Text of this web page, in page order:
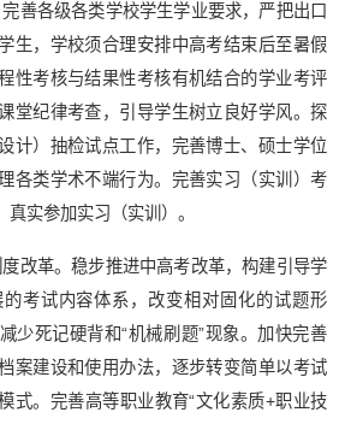
善各级各类学校学生学业要求，严把出口
生，学校须合理安排中高考结束后至暑假
性考核与结果性考核有机结合的学业考评
堂纪律考查，引导学生树立良好学风。探
计）抽检试点工作，完善博士、硕士学位
各类学术不端行为。完善实习（实训）考
实参加实习（实训）。
改革。稳步推进中高考改革，构建引导学
考试内容体系，改变相对固化的试题形
少死记硬背和“机械刷题”现象。加快完善
案建设和使用办法，逐步转变简单以考试
式。完善高等职业教育“文化素质+职业技